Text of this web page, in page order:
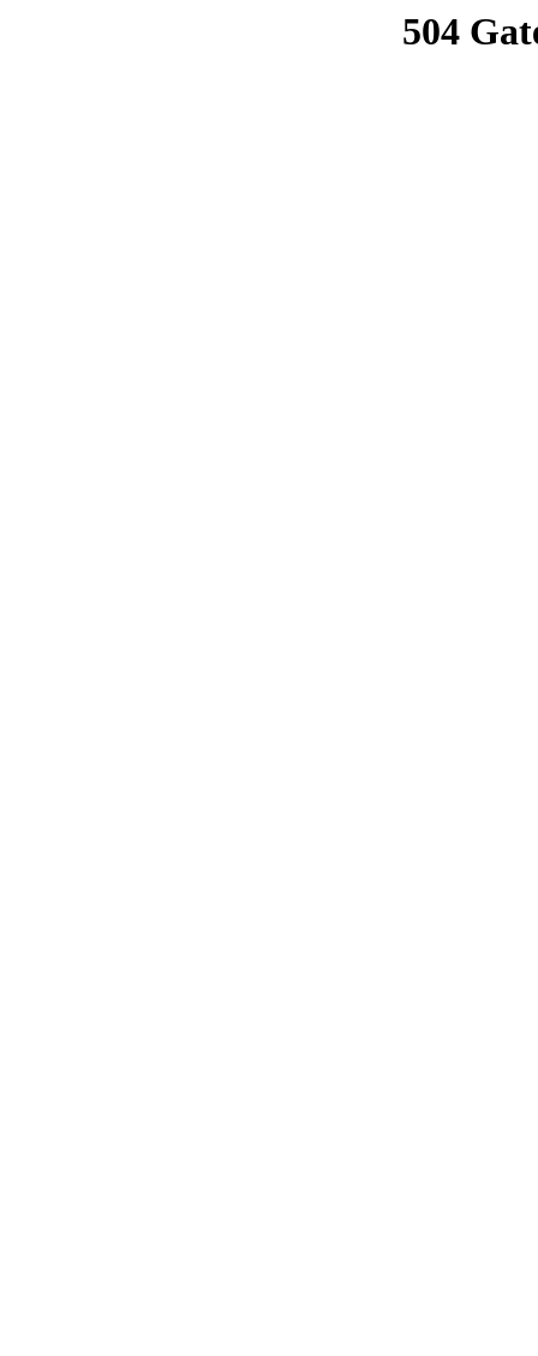
504